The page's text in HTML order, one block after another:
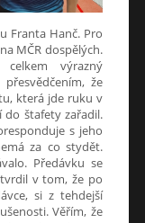
Franta Hanč. Pro
MČR dospělých.
výrazný
že
která jde ruku v
do štafety zařadil.
s jeho
za co stydět.
Předávku se
v tom, že po
si z tehdejší
Věřím, že